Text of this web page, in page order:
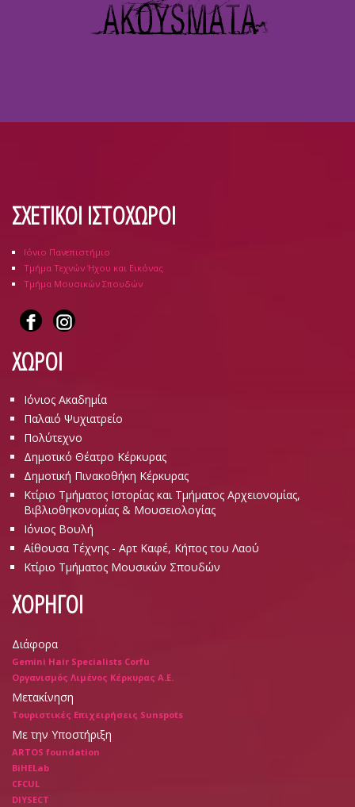
ΣΧΕΤΙΚΟΙ ΙΣΤΟΧΩΡΟΙ
Ιόνιο Πανεπιστήμιο
Τμήμα Τεχνών Ήχου και Εικόνας
Τμήμα Μουσικών Σπουδών
ΧΩΡΟΙ
Ιόνιος Ακαδημία
Παλαιό Ψυχιατρείο
Πολύτεχνο
Δημοτικό Θέατρο Κέρκυρας
Δημοτική Πινακοθήκη Κέρκυρας
Κτίριο Τμήματος Ιστορίας και Τμήματος Αρχειονομίας,
Βιβλιοθηκονομίας & Μουσειολογίας
Ιόνιος Βουλή
Αίθουσα Τέχνης - Αρτ Καφέ, Κήπος του Λαού
Κτίριο Τμήματος Μουσικών Σπουδών
ΧΟΡΗΓΟΙ
Διάφορα
Gemini Hair Specialists Corfu
Οργανισμός Λιμένος Κέρκυρας Α.Ε.
Μετακίνηση
Τουριστικές Επιχειρήσεις Sunspots
Με την Υποστήριξη
ARTOS foundation
BiHELab
CFCUL
DIYSECT